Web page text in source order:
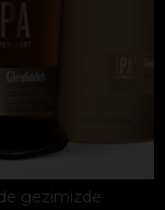
gezimizde